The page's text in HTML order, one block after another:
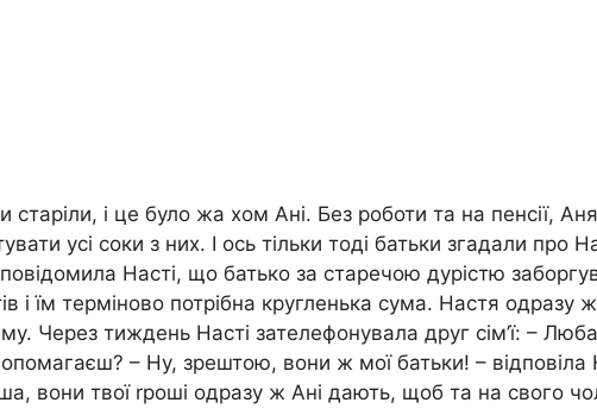
старіли, і це було жа хом Ані. Без роботи та на пенсії,
усі соки з них. І ось тільки тоді батьки згадали про
повідомила Насті, що батько за старечою дурістю
і їм терміново потрібна кругленька сума. Настя одразу
Через тиждень Насті зателефонувала друг сім’ї: –
– Ну, зрештою, вони ж мої батьки! – відповіла
вони твої rроші одразу ж Ані дають, щоб та на свого